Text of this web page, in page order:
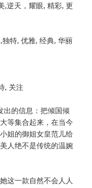
,逆天，耀眼, 精彩, 更
特, 优雅, 经典, 华丽
, 关注
出的信息：把倾国倾
等集合起来，在当今
姐的御姐女皇范儿给
人绝不是传统的温婉
这一款自然不会人人